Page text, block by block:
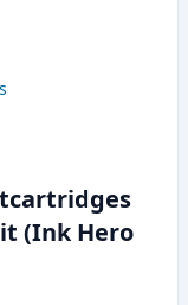
(Ink Hero